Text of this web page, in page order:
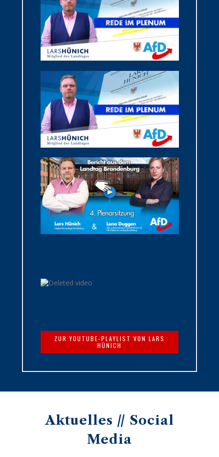
ZUR YOUTUBE-PLAYLIST VON LARS
HÜNICH
Aktuelles // Social
Media